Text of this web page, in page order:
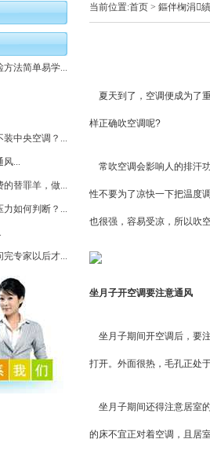
法简单易学...
中央空调？...
...
替罪羊，做...
如何判断？...
专家以后才...
当前位置:首页 > 鏂伴椈涓績
夏天到了，空调便成为了
样正确吹空调呢?
常吹空调会影响人的排汗
性不要为了凉快一下把温度
也很强，容易受凉，所以吹
坐月子开空调要注意通风
坐月子期间开空调后，要
打开。外面很热，毛孔正处
坐月子期间还得注意居室
的床不宜正对着空调，且居